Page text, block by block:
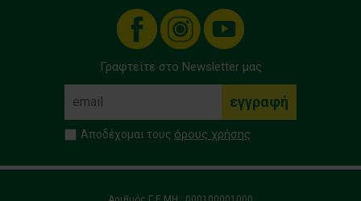
Γραφτείτε στο Newsletter μας
Αποδέχομαι τους όρους χρήσης